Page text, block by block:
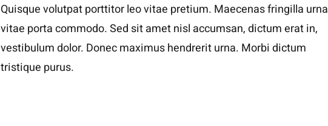
Quisque volutpat porttitor leo vitae pretium. Maecenas fringilla urna
vitae porta commodo. Sed sit amet nisl accumsan, dictum erat in,
vestibulum dolor. Donec maximus hendrerit urna. Morbi dictum
tristique purus.